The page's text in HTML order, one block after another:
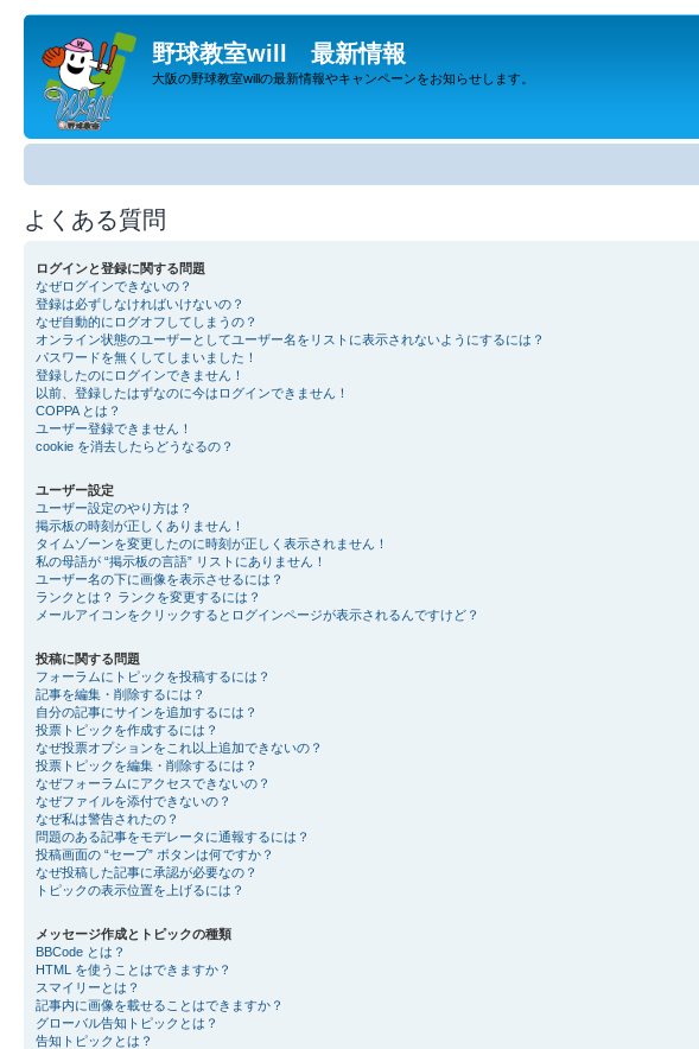
野球教室will 最新情報
大阪の野球教室willの最新情報やキャンペーンをお知らせします。
よくある質問
ログインと登録に関する問題
なぜログインできないの？
登録は必ずしなければいけないの？
なぜ自動的にログオフしてしまうの？
オンライン状態のユーザーとしてユーザー名をリストに表示されないようにするには？
パスワードを無くしてしまいました！
登録したのにログインできません！
以前、登録したはずなのに今はログインできません！
COPPA とは？
ユーザー登録できません！
cookie を消去したらどうなるの？
ユーザー設定
ユーザー設定のやり方は？
掲示板の時刻が正しくありません！
タイムゾーンを変更したのに時刻が正しく表示されません！
私の母語が “掲示板の言語” リストにありません！
ユーザー名の下に画像を表示させるには？
ランクとは？ ランクを変更するには？
メールアイコンをクリックするとログインページが表示されるんですけど？
投稿に関する問題
フォーラムにトピックを投稿するには？
記事を編集・削除するには？
自分の記事にサインを追加するには？
投票トピックを作成するには？
なぜ投票オプションをこれ以上追加できないの？
投票トピックを編集・削除するには？
なぜフォーラムにアクセスできないの？
なぜファイルを添付できないの？
なぜ私は警告されたの？
問題のある記事をモデレータに通報するには？
投稿画面の “セーブ” ボタンは何ですか？
なぜ投稿した記事に承認が必要なの？
トピックの表示位置を上げるには？
メッセージ作成とトピックの種類
BBCode とは？
HTML を使うことはできますか？
スマイリーとは？
記事内に画像を載せることはできますか？
グローバル告知トピックとは？
告知トピックとは？